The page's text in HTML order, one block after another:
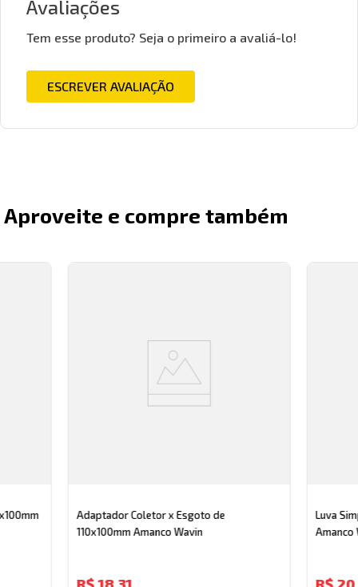
Avaliações
Tem esse produto? Seja o primeiro a avaliá-lo!
ESCREVER AVALIAÇÃO
Aproveite e compre também
Adaptador Coletor x Esgoto de
110x100mm Amanco Wavin
Luva
Amanco